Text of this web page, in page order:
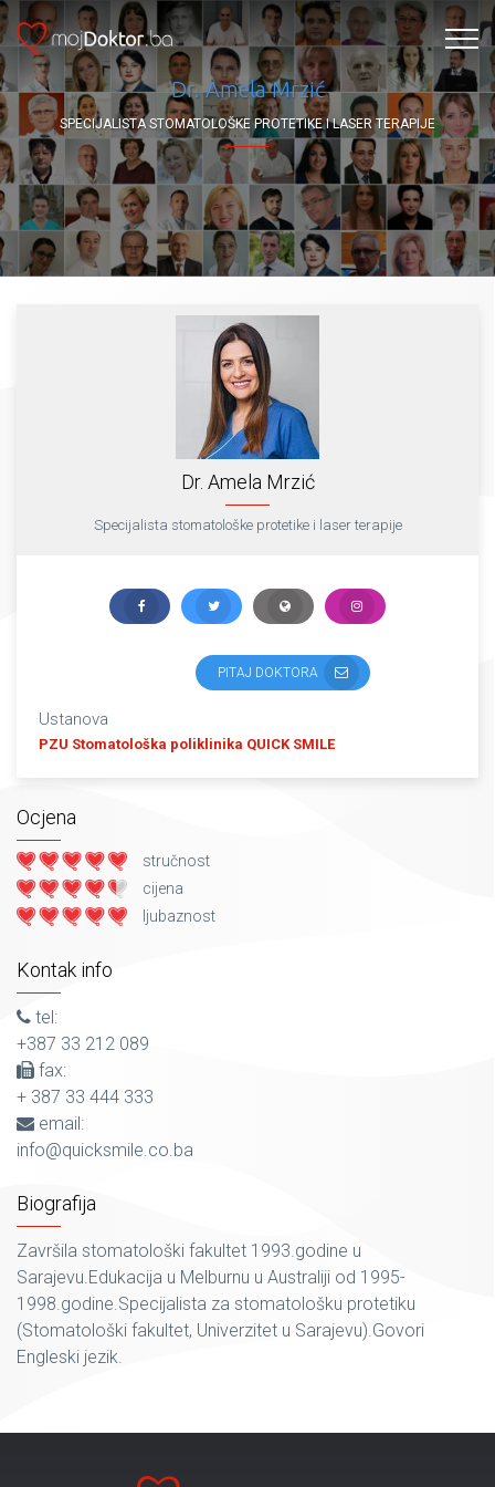
Dr. Amela Mrzić
SPECIJALISTA STOMATOLOŠKE PROTETIKE I LASER TERAPIJE
Dr. Amela Mrzić
Specijalista stomatološke protetike i laser terapije
PITAJ DOKTORA
Ustanova
PZU Stomatološka poliklinika QUICK SMILE
Ocjena
stručnost
cijena
ljubaznost
Kontak info
tel:
+387 33 212 089
fax:
+ 387 33 444 333
email:
info@quicksmile.co.ba
Biografija
Završila stomatološki fakultet 1993.godine u
Sarajevu.Edukacija u Melburnu u Australiji od 1995-
1998.godine.Specijalista za stomatološku protetiku
(Stomatološki fakultet, Univerzitet u Sarajevu).Govori
Engleski jezik.